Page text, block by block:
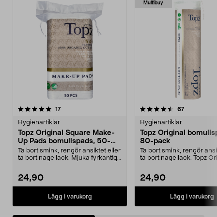
17recensioner
Hygienartiklar
Topz Original Square Make-
Up Pads bomullspads, 50-
pack
Ta bort smink, rengör ansiktet eller
ta bort nagellack. Mjuka fyrkantiga
24,90
Lägg i varukorg
Multibuy
4.5av 5 stjärnor 67recensioner
Hygienartiklar
Topz Original
80-pack
Ta bort smink, rengör
ta bort nagellack. Topz
24,90
Lägg i varukorg
4.5av 5 stjärnor